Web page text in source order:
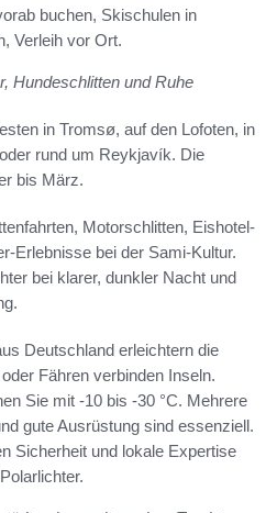
buchen, Skischulen in
Verleih vor Ort.
Hundeschlitten und Ruhe
in Tromsø, auf den Lofoten, in
rund um Reykjavík. Die
bis März.
Motorschlitten, Eishotel-
Erlebnisse bei der Sami-Kultur.
bei klarer, dunkler Nacht und
Deutschland erleichtern die
Fähren verbinden Inseln.
Sie mit -10 bis -30 °C. Mehrere
gute Ausrüstung sind essenziell.
Sicherheit und lokale Expertise